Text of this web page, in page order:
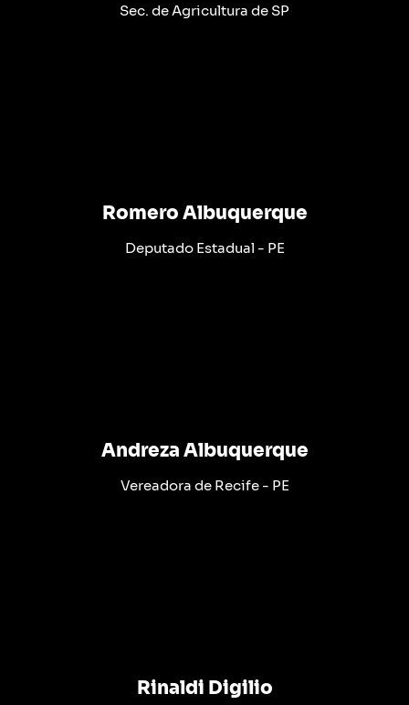
Sec. de Agricultura de SP
Romero Albuquerque
Deputado Estadual - PE
Andreza Albuquerque
Vereadora de Recife - PE
Rinaldi Digilio